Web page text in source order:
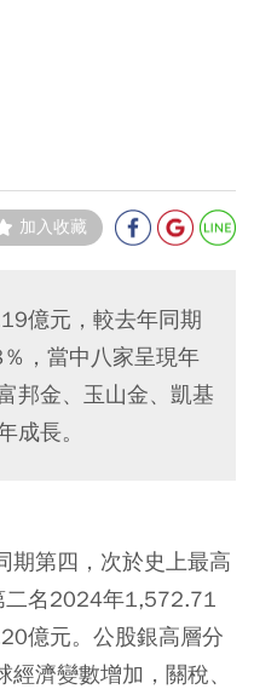
加入收藏
億元，較去年同期
，當中八家呈現年
邦金、玉山金、凱基
成長。
期第四，次於史上最高
名2024年1,572.71
億元。公股銀高層分
濟變數增加，關稅、